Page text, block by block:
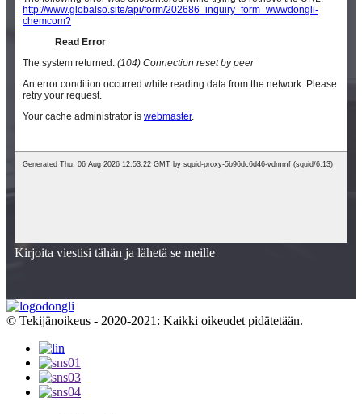
Kirjoita viestisi tähän ja lähetä se meille
© Tekijänoikeus - 2020-2021: Kaikki oikeudet pidätetään.